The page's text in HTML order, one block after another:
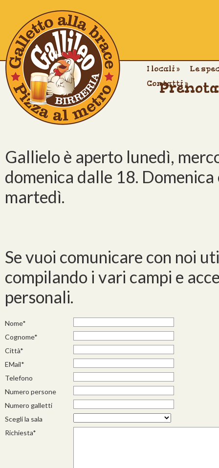
I locali »
Le
Contatti »
Gallielo è aperto lunedì,
domenica dalle 18.
martedì.
Se vuoi comunicare con noi
compilando i vari campi e
personali.
Nome*
Cognome*
Città*
EMail*
Telefono
Numero persone
Numero galletti
Scegli la sala
Richiesta*